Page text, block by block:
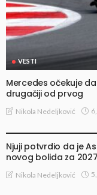
VESTI
Mercedes očekuje
drugačiji od prvog
Nikola Nedeljković
Njuji potvrdio da je
novog bolida za
Nikola Nedeljković